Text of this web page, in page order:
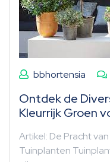
bbhortensia
Ontdek de
Kleurrijk Groen
Artikel: De Pracht
Tuinplanten